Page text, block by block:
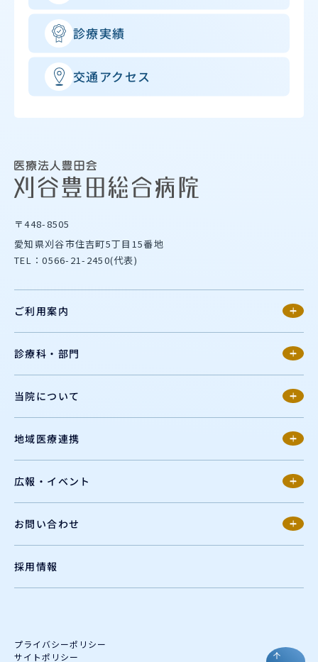
診療実績
交通アクセス
〒448-8505
愛知県刈谷市住吉町5丁目15番地
TEL：0566-21-2450(代表)
ご利用案内
診療科・部門
当院について
地域医療連携
広報・イベント
お問い合わせ
採用情報
プライバシーポリシー
サイトポリシー